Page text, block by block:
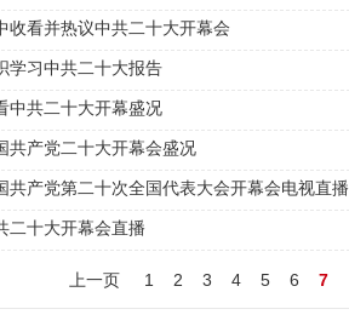
收看并热议中共二十大开幕会
学习中共二十大报告
中共二十大开幕盛况
共产党二十大开幕会盛况
共产党第二十次全国代表大会开幕会电视直播
二十大开幕会直播
上一页 1 2 3 4 5 6 7